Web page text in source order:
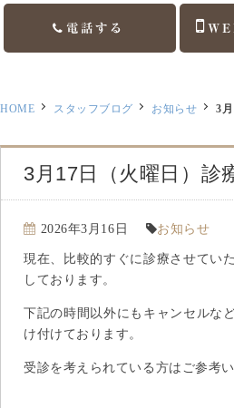
電話する
診療案
医院案
HOME スタッフブログ お知らせ 3
3月17日（火曜日）診
2026年3月16日 お知らせ
現在、比較的すぐに診療させてい
しております。
下記の時間以外にもキャンセルな
け付けております。
受診を考えられている方はご参考